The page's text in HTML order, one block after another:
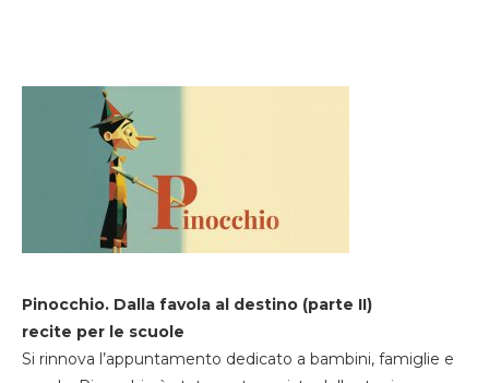
Pinocchio. Dalla favola al destino (parte II)
recite per le scuole
Si rinnova l’appuntamento dedicato a bambini, famiglie e